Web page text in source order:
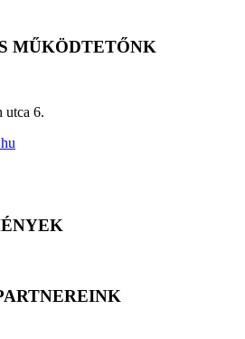
MŰKÖDTETŐNK
utca 6.